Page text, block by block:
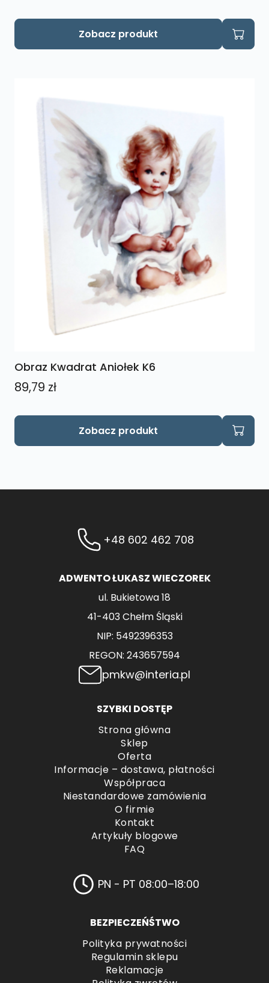
Zobacz produkt
Obraz Kwadrat Aniołek K6
89,79 zł
Zobacz produkt
+48 602 462 708
ADWENTO ŁUKASZ WIECZOREK
ul. Bukietowa 18
41-403 Chełm Śląski
NIP: 5492396353
REGON: 243657594
pmkw@interia.pl
SZYBKI DOSTĘP
Strona główna
Sklep
Oferta
Informacje – dostawa, płatności
Współpraca
Niestandardowe zamówienia
O firmie
Kontakt
Artykuły blogowe
FAQ
PN - PT 08:00–18:00
BEZPIECZEŃŚTWO
Polityka prywatności
Regulamin sklepu
Reklamacje